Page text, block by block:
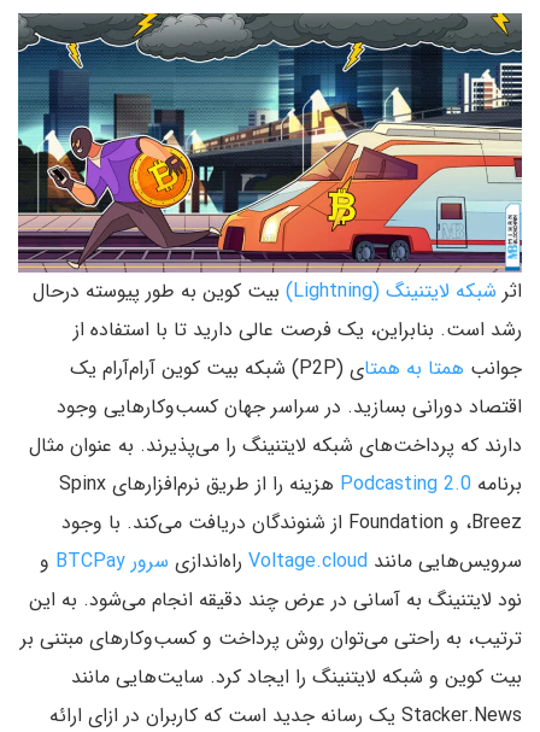
اثر شبکه لایتنینگ (Lightning)
بیت کوین به طور پیوسته درحال
رشد است. بنابراین، یک فرصت عالی دارید تا با استفاده از
جوانب همتا به همتا
ی (P2P) شبکه بیت کوین آرام‌آرام یک
اقتصاد دورانی بسازید. در سراسر جهان کسب‌وکارهایی وجود
دارند که پرداخت‌های شبکه لایتنینگ را می‌پذیرند. به عنوان مثال
برنامه Podcasting 2.0
هزینه را از طریق نرم‌افزارهای Spinx
،Breez و Foundation از شنوندگان دریافت می‌کند. با وجود
سرویس‌هایی مانند Voltage.cloud راه‌اندازی سرور BTCPay
و
نود لایتنینگ به آسانی در عرض چند دقیقه انجام می‌شود. به این
ترتیب، به راحتی می‌توان روش پرداخت و کسب‌و‌کارهای مبتنی بر
بیت کوین و شبکه لایتنینگ را ایجاد کرد. سایت‌هایی مانند
Stacker.News یک رسانه جدید است که کاربران در ازای ارائه